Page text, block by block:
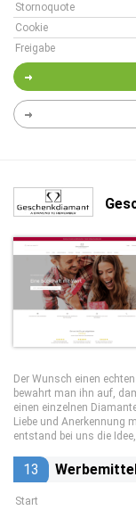
Stornoquote
Cookie
Freigabe
Der Wunsch einen
bewahrt man ihn auf,
einen einzelnen
Liebe und Anerkennung
entstand bei uns die
13
Start